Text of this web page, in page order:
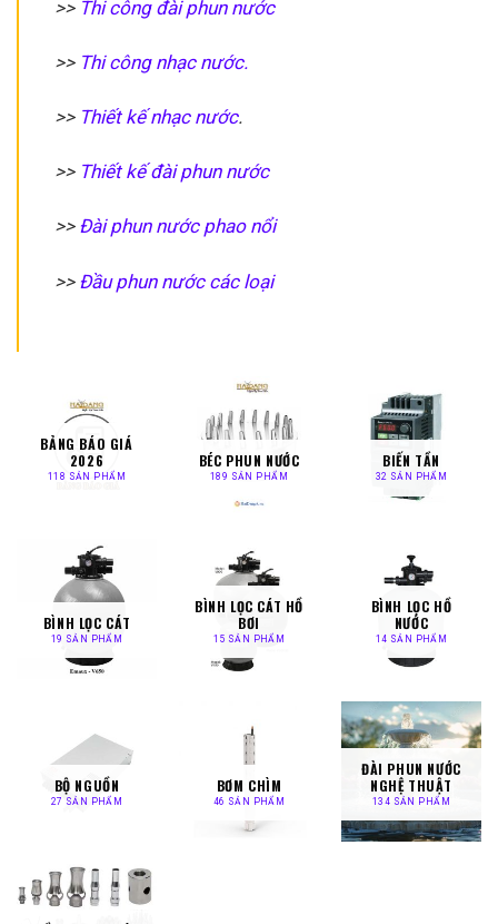
>> Thi công đài phun nước
>> Thi công nhạc nước.
>> Thiết kế nhạc nước.
>> Thiết kế đài phun nước
>> Đài phun nước phao nổi
>> Đầu phun nước các loại
BẢNG BÁO GIÁ
2026
118 SẢN PHẨM
BÉC PHUN NƯỚC
189 SẢN PHẨM
BIẾN TẦN
32 SẢN PHẨM
BÌNH LỌC CÁT
19 SẢN PHẨM
BÌNH LỌC CÁT HỒ
BƠI
15 SẢN PHẨM
BÌNH LỌC HỒ
NƯỚC
14 SẢN PHẨM
BỘ NGUỒN
27 SẢN PHẨM
BƠM CHÌM
46 SẢN PHẨM
ĐÀI PHUN NƯỚC
NGHỆ THUẬT
134 SẢN PHẨM